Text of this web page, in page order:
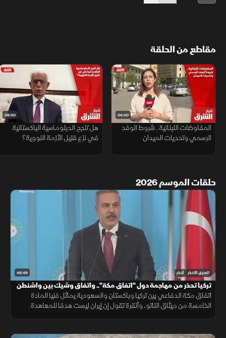
مقاطع من الحلقة
04:00
المفاوضات اللبنانية.. شروط الوفد
الرسمي وتحديات الميدان
08:00
هل تنجح الدبلوماسية الباكستانية
في نزع فتيل الأزمة النووية؟
حلقات الموسم 2026
48:49 الشرق للأخبار أخبار
تركيا تحذر من مهاجمة دول "اتفاق مكة".. واتفاق وشيك بين واشنطن
وطهران
اتفاق مكة الدفاعي بين تركيا وباكستان والسعودية يماثل فنيا المادة
الخامسة من ميثاق الناتو، وأنقرة تقول إن إيران ليست هدفا للمعاهدة.